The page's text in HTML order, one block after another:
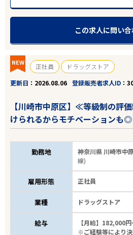
この求人に問い
NEW 正社員
ドラッグストア
更新日
2026.08.06 登録販売者求人ID
【川崎市中原区】≪等級制の評
けられるからモチベーションも◎
勤務地 神奈川県 川崎市中
線)
雇用形態 正社員
業種 ドラッグストア
給与
【月給】182,000
※ご経験等により